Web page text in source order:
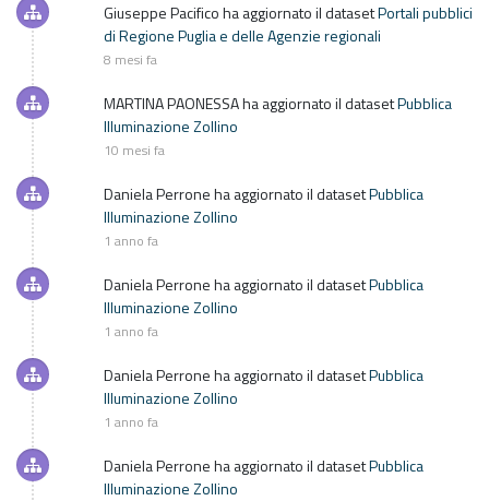
Giuseppe Pacificoha aggiornato il datasetPortali pubblici
di Regione Puglia e delle Agenzie regionali
8 mesi fa
MARTINA PAONESSAha aggiornato il datasetPubblica
Illuminazione Zollino
10 mesi fa
Daniela Perroneha aggiornato il datasetPubblica
Illuminazione Zollino
1 anno fa
Daniela Perroneha aggiornato il datasetPubblica
Illuminazione Zollino
1 anno fa
Daniela Perroneha aggiornato il datasetPubblica
Illuminazione Zollino
1 anno fa
Daniela Perroneha aggiornato il datasetPubblica
Illuminazione Zollino